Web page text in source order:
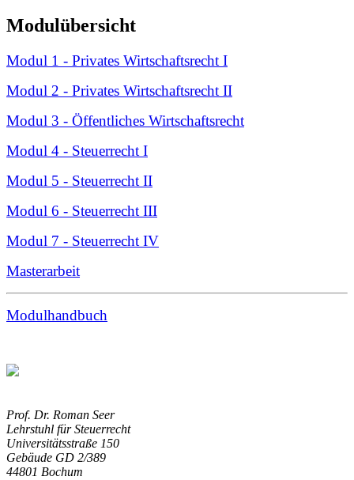
Modulübersicht
Modul 1 - Privates Wirtschaftsrecht I
Modul 2 - Privates Wirtschaftsrecht II
Modul 3 - Öffentliches Wirtschaftsrecht
Modul 4 - Steuerrecht I
Modul 5 - Steuerrecht II
Modul 6 - Steuerrecht III
Modul 7 - Steuerrecht IV
Masterarbeit
Modulhandbuch
Prof. Dr. Roman Seer
Lehrstuhl für Steuerrecht
Universitätsstraße 150
Gebäude GD 2/389
44801 Bochum